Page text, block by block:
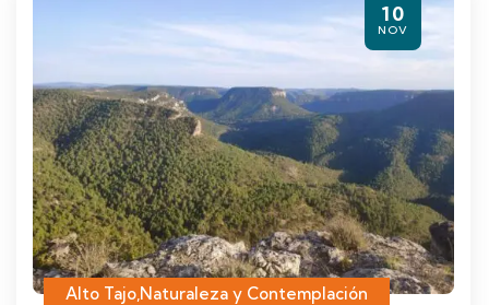
10
NOV
Alto Tajo,Naturaleza y Contemplación